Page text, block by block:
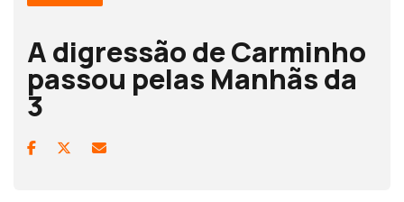
A digressão de Carminho
passou pelas Manhãs da
3